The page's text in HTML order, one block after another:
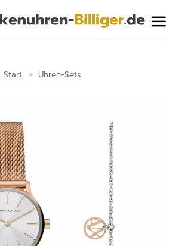
Start » Uhren-Sets